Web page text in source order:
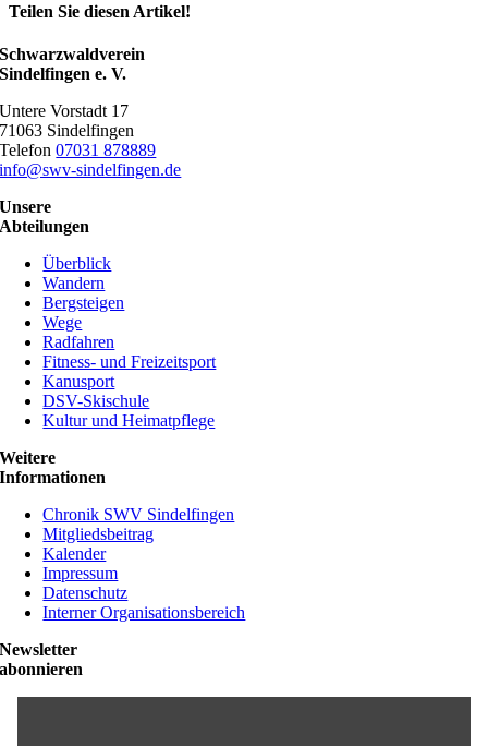
Teilen Sie diesen Artikel!
Facebook
X
Reddit
LinkedIn
WhatsApp
Telegram
Tumblr
Pinterest
Vk
Xing
E-
Mail
Schwarzwaldverein
Sindelfingen e. V.
Untere Vorstadt 17
71063 Sindelfingen
Telefon07031 878889
info@swv-sindelfingen.de
Unsere
Abteilungen
Überblick
Wandern
Bergsteigen
Wege
Radfahren
Fitness- und Freizeitsport
Kanusport
DSV-Skischule
Kultur und Heimatpflege
Weitere
Informationen
Chronik SWV Sindelfingen
Mitgliedsbeitrag
Kalender
Impressum
Datenschutz
Interner Organisationsbereich
Newsletter
abonnieren